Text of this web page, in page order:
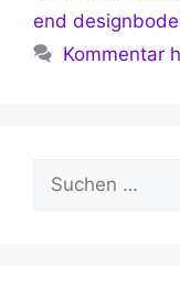
end
Kommentar
nach: